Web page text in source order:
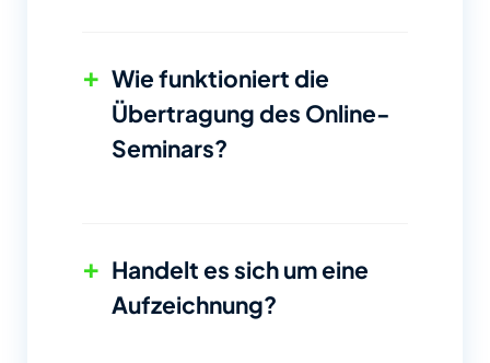
+ Wie funktioniert die
Übertragung des Online-
Seminars?
+ Handelt es sich um eine
Aufzeichnung?